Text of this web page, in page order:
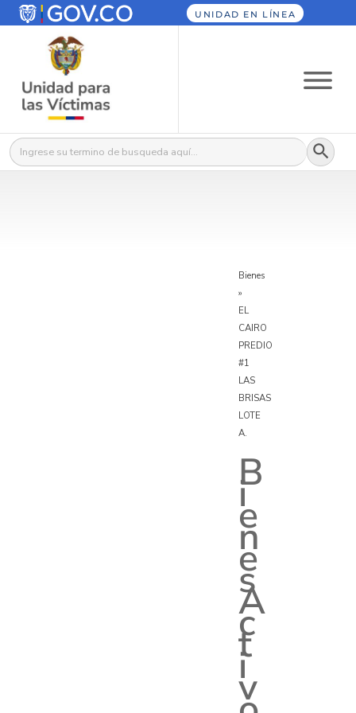
UNIDAD EN LÍNEA
Buscar: Botón
Bienes
»
EL
CAIRO
PREDIO
#1
LAS
BRISAS
LOTE
A.
B
i
e
n
e
s
A
c
t
i
v